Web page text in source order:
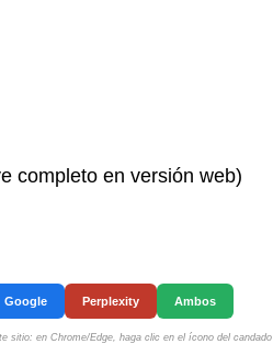
completo en versión web)
Google Perplexity Ambos
sitio: en Chrome/Edge, haga clic en el ícono del candado